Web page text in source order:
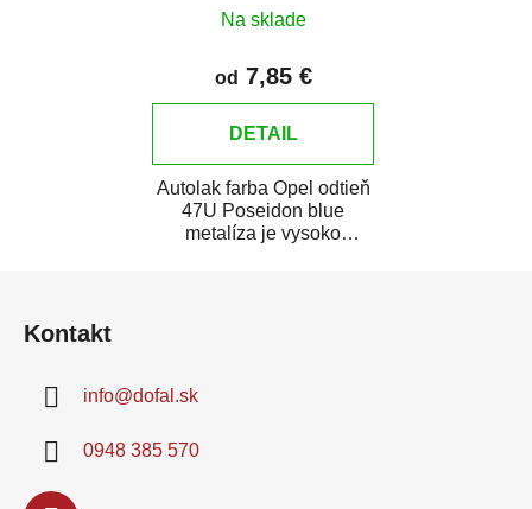
Na sklade
od 7,85 €
DETAIL
Autolak farba Opel odtieň
47U Poseidon blue
metalíza je vysoko
Kontakt
info@dofal.sk
0948 385 570